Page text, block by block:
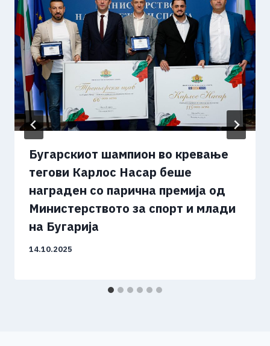
Бугарскиот шампион во кревање
тегови Карлос Насар беше
награден со парична премија од
Министерството за спорт и млади
на Бугарија
14.10.2025